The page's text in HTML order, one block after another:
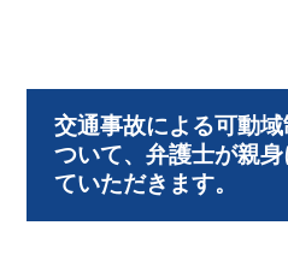
交通事故による可動
ついて、弁護士が親
ていただきます。